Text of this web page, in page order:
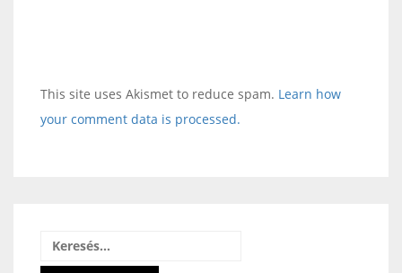
This site uses Akismet to reduce spam. Learn how
your comment data is processed.
Keresés: